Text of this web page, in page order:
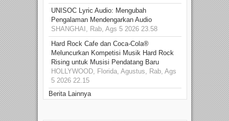
UNISOC Lyric Audio: Mengubah
Pengalaman Mendengarkan Audio
SHANGHAI, Rab, Ags 5 2026 23.58
Hard Rock Cafe dan Coca-Cola®
Meluncurkan Kompetisi Musik Hard Rock
Rising untuk Musisi Pendatang Baru
HOLLYWOOD, Florida, Agustus, Rab, Ags
5 2026 22.15
Berita Lainnya